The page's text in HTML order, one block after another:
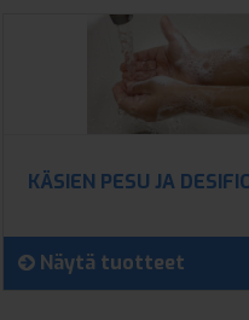
KÄSIEN PESU JA
Näytä tuotteet